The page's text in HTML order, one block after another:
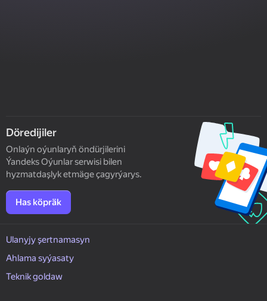
Döredijiler
Onlaýn oýunlaryň öndürjilerini
Ýandeks Oýunlar serwisi bilen
hyzmatdaşlyk etmäge çagyrýarys.
Has köpräk
Ulanyjy şertnamasyn
Ahlama syýasaty
Teknik goldaw